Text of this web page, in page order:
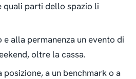
quali parti dello spazio li
alla permanenza un evento di
oltre la cassa.
a un benchmark o a